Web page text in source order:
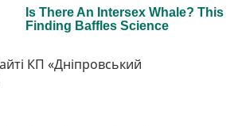
КП «Дніпровський